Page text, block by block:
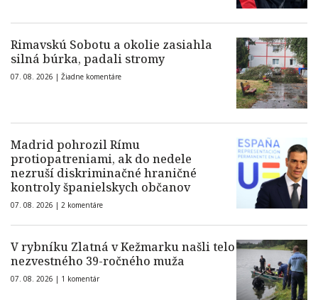
Rimavskú Sobotu a okolie zasiahla
silná búrka, padali stromy
07. 08. 2026 | Žiadne komentáre
Madrid pohrozil Rímu
protiopatreniami, ak do nedele
nezruší diskriminačné hraničné
kontroly španielskych občanov
07. 08. 2026 | 2 komentáre
V rybníku Zlatná v Kežmarku našli telo
nezvestného 39-ročného muža
07. 08. 2026 | 1 komentár